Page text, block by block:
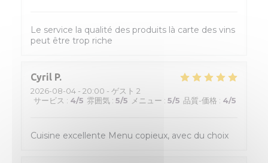
Le service la qualité des produits là carte des vins
peut être trop riche
Cyril P
2026-08-04 - 20:00 - ゲスト 2
サービス : 4/5 雰囲気 : 5/5 メニュー : 5/5 品質-価格 : 4/5
Cuisine excellente Menu copieux, avec du choix